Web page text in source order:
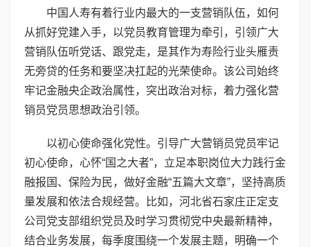
中国人寿有着行业内最大的一支营销队伍，如何
从抓好党建入手，以党员教育管理为牵引，引领广大
营销队伍听党话、跟党走，是其作为寿险行业头雁责
无旁贷的任务和要坚决扛起的光荣使命。该公司始终
牢记金融央企政治属性，突出政治对标，着力强化营
销员党员思想政治引领。
以初心使命强化党性。引导广大营销员党员牢记
初心使命，心怀“国之大者”，立足本职岗位大力践行金
融报国、保险为民，做好金融“五篇大文章”，坚持高质
量发展和依法合规经营。比如，河北省石家庄正定支
公司党支部组织党员及时学习贯彻党中央最新精神，
结合业务发展，每季度围绕一个发展主题，明确一个